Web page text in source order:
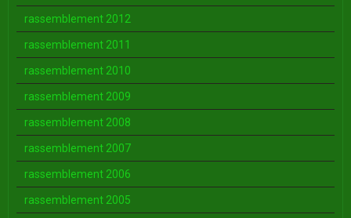
rassemblement 2012
rassemblement 2011
rassemblement 2010
rassemblement 2009
rassemblement 2008
rassemblement 2007
rassemblement 2006
rassemblement 2005